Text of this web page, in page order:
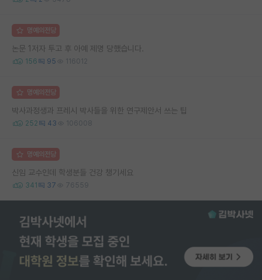
명예의전당
논문 1저자 투고 후 아예 제명 당했습니다.
156 95 116012
명예의전당
박사과정생과 프레시 박사들을 위한 연구제안서 쓰는 팁
252 43 106008
명예의전당
신임 교수인데 학생분들 건강 챙기세요
341 37 76559